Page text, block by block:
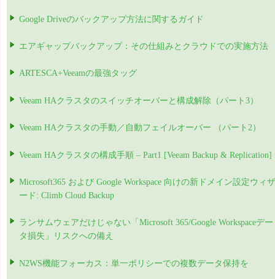
Google Driveのバックアップ方法に関するガイド
エアギャップバックアップ：その仕組みとクラウドでの実施方法
ARTESCA+Veeamの最強タッグ
Veeam HAクラスタのスイッチオーバーと構成解除（パート3）
Veeam HAクラスタの手動／自動フェイルオーバー （パート2）
Veeam HAクラスタの構成手順 – Part1 [Veeam Backup & Replication]
Microsoft365 および Google Workspace 向けの新ドメイン設定ウィザ
ード: Climb Cloud Backup
ランサムウェアだけじゃない「Microsoft 365/Google Workspaceデー
タ損失」リスクへの備え
N2WS機能フォーカス：単一ポリシーでの複数データ保持を